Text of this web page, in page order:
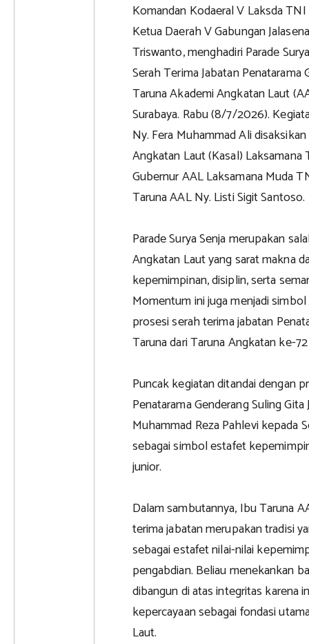
Komandan Kodaeral V Laksda TNI
Ketua Daerah V Gabungan
Triswanto, menghadiri Parade
Serah Terima Jabatan Penatarama
Taruna Akademi Angkatan Laut
Surabaya. Rabu (8/7/2026).
Ny. Fera Muhammad Ali
Angkatan Laut (Kasal)
Gubernur AAL Laksamana Muda
Taruna AAL Ny. Listi Sigit Santoso.
Parade Surya Senja merupakan
Angkatan Laut yang sarat makna
kepemimpinan, disiplin, serta
Momentum ini juga menjadi
prosesi serah terima jabatan
Taruna dari Taruna Angkatan ke-
Puncak kegiatan ditandai dengan
Penatarama Genderang Suling
Muhammad Reza Pahlevi kepada
sebagai simbol estafet
junior.
Dalam sambutannya, Ibu Taruna
terima jabatan merupakan tradisi
sebagai estafet nilai-nilai
pengabdian. Beliau menekankan
dibangun di atas integritas karena
kepercayaan sebagai fondasi
Laut.